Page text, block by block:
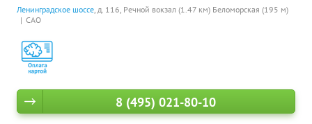
Ленинградское шоссе, д. 116, Речной вокзал (1.47 км) Беломорская (195 м)
САО
8 (495) 021-80-10